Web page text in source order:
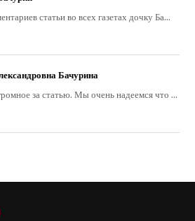
статьи во всех газетах дочку Ба...
Бачурина
за статью. Мы очень надеемся что ...